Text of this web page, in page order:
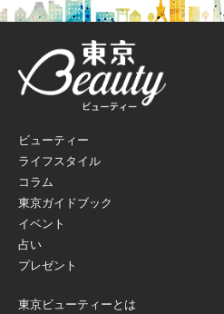
ビューティー
ライフスタイル
コラム
東京ガイドブック
イベント
占い
プレゼント
東京ビューティーとは